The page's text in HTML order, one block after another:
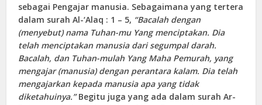
sebagai Pengajar manusia. Sebagaimana yang tertera
dalam surah Al-‘Alaq : 1 – 5, “Bacalah dengan
(menyebut) nama Tuhan-mu Yang menciptakan. Dia
telah menciptakan manusia dari segumpal darah.
Bacalah, dan Tuhan-mulah Yang Maha Pemurah, yang
mengajar (manusia) dengan perantara kalam. Dia telah
mengajarkan kepada manusia apa yang tidak
diketahuinya.”Begitu juga yang ada dalam surah Ar-